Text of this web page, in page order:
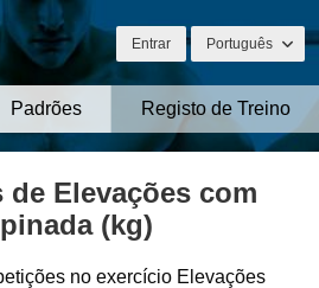
Entrar Português
Padrões Registo de Treino
de Elevações com
(kg)
no exercício Elevações